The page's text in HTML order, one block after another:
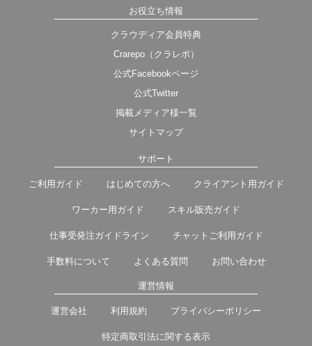
お役立ち情報
クラウディア会員特典
Crarepo（クラレポ）
公式Facebookページ
公式Twitter
掲載メディア様一覧
サイトマップ
サポート
ご利用ガイド はじめての方へ クライアント用ガイド
ワーカー用ガイド スキル販売ガイド
仕事受発注ガイドライン チャットご利用ガイド
手数料について よくある質問 お問い合わせ
運営情報
運営会社 利用規約 プライバシーポリシー
特定商取引法に関する表示